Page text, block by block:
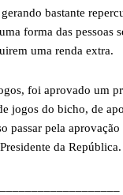
bastante
forma das pessoas
uma renda extra.
foi aprovado um
jogos do bicho, de
passar pela aprovação
da República.